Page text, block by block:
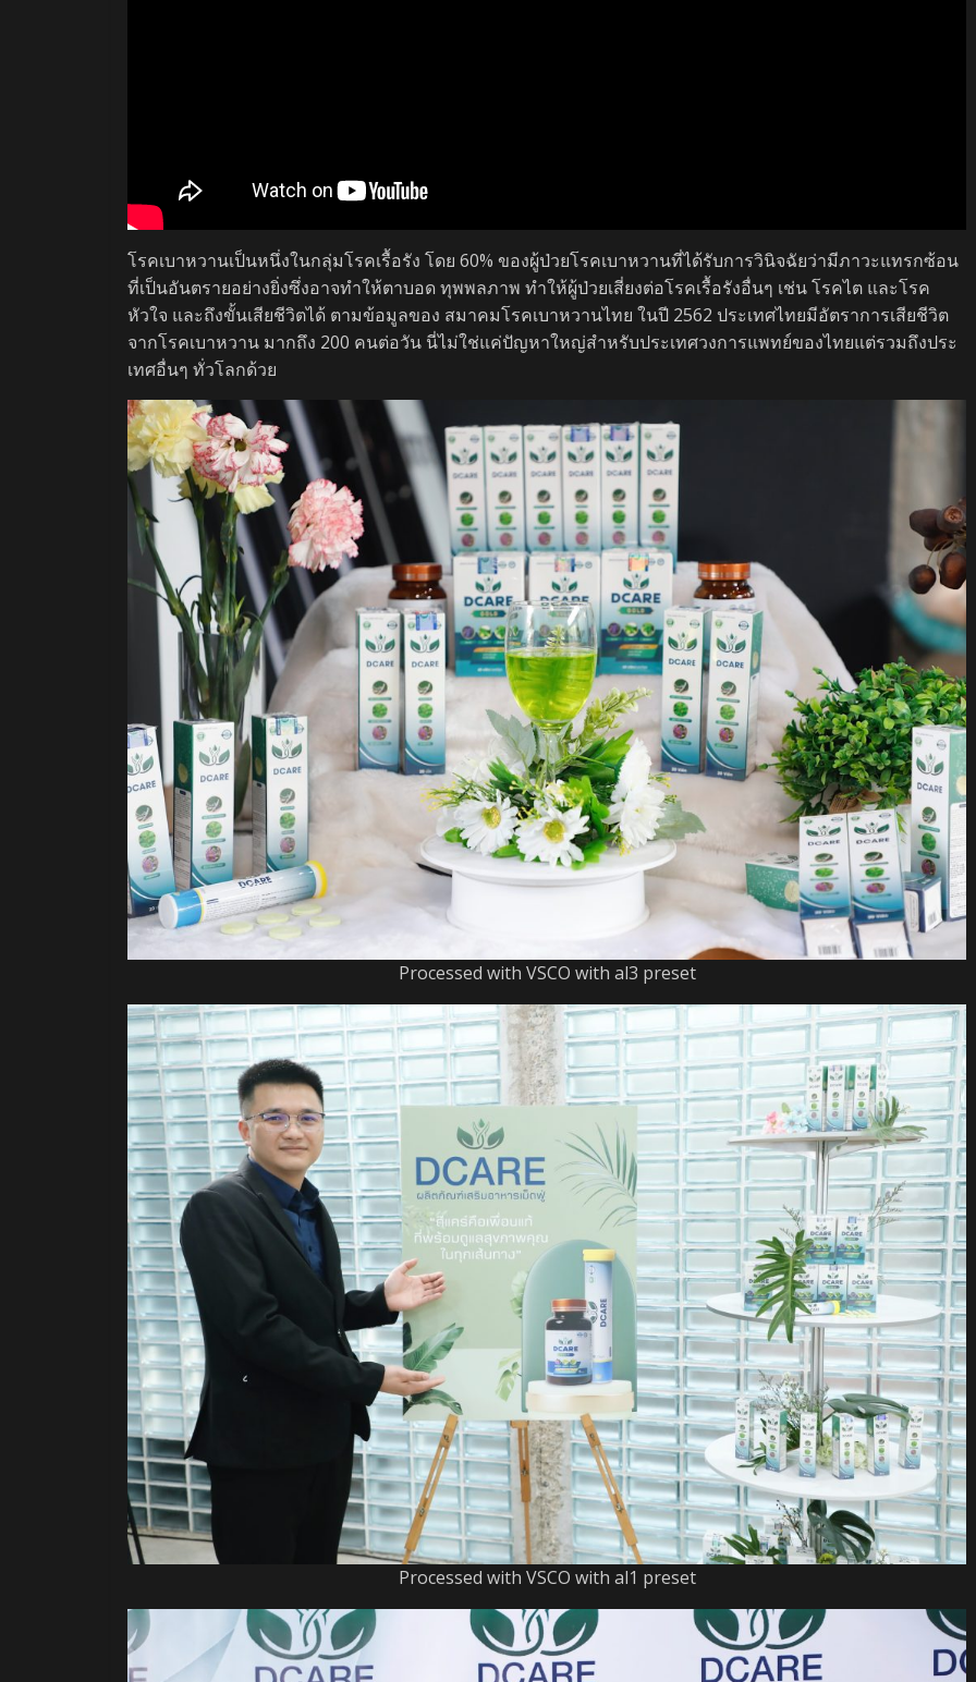
โรคเบาหวานเป็นหนึ่งในกลุ่มโรคเรื้อรัง โดย 60% ของผู้ป่วยโรคเบาหวานที่ได้รับการวินิจฉัยว่ามีภาวะแทรกซ้อน
ที่เป็นอันตรายอย่างยิ่งซึ่งอาจทำให้ตาบอด ทุพพลภาพ ทำให้ผู้ป่วยเสี่ยงต่อโรคเรื้อรังอื่นๆ เช่น โรคไต และโรค
หัวใจ และถึงขั้นเสียชีวิตได้ ตามข้อมูลของ สมาคมโรคเบาหวานไทย ในปี 2562 ประเทศไทยมีอัตราการเสียชีวิต
จากโรคเบาหวาน มากถึง 200 คนต่อวัน นี่ไม่ใช่แค่ปัญหาใหญ่สำหรับประเทศวงการแพทย์ของไทยแต่รวมถึงประ
เทศอื่นๆ ทั่วโลกด้วย
Processed with VSCO with al3 preset
Processed with VSCO with al1 preset